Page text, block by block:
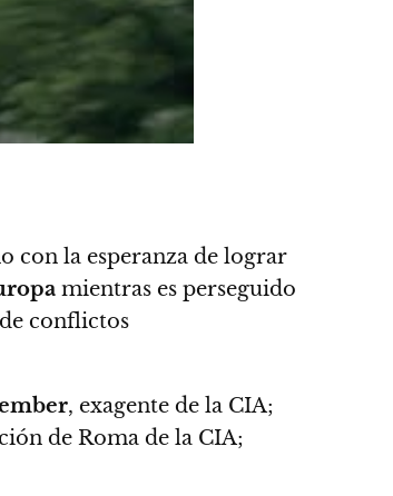
con la esperanza de lograr
mientras es perseguido
conflictos
, exagente de la CIA;
de Roma de la CIA;